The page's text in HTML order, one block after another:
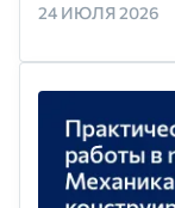
24 ИЮЛЯ 2026